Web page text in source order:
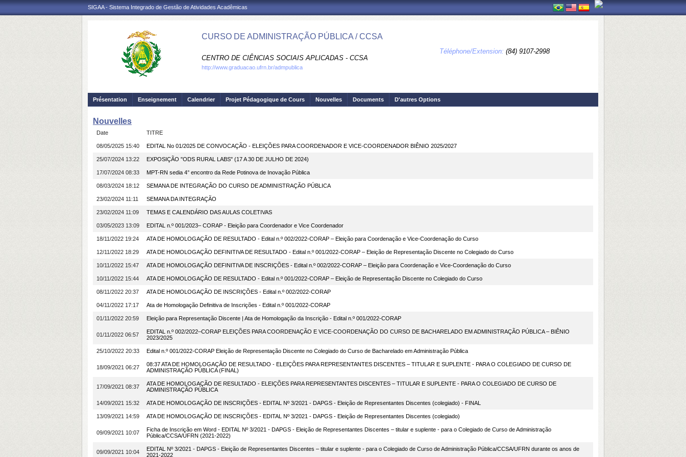
SIGAA - Sistema Integrado de Gestão de Atividades Acadêmicas
CURSO DE ADMINISTRAÇÃO PÚBLICA / CCSA
CENTRO DE CIÊNCIAS SOCIAIS APLICADAS - CCSA
Téléphone/Extension: (84) 9107-2998
http://www.graduacao.ufrn.br/admpublica
Présentation Enseignement Calendrier Projet Pédagogique de Cours Nouvelles Documents D'autres Options
Nouvelles
Date TITRE
08/05/2025 15:40 EDITAL No 01/2025 DE CONVOCAÇÃO - ELEIÇÕES PARA COORDENADOR E VICE-COORDENADOR BIÊNIO 2025/2027
25/07/2024 13:22 EXPOSIÇÃO "ODS RURAL LABS" (17 A 30 DE JULHO DE 2024)
17/07/2024 08:33 MPT-RN sedia 4° encontro da Rede Potinova de Inovação Pública
08/03/2024 18:12 SEMANA DE INTEGRAÇÃO DO CURSO DE ADMINISTRAÇÃO PÚBLICA
23/02/2024 11:11 SEMANA DA INTEGRAÇÃO
23/02/2024 11:09 TEMAS E CALENDÁRIO DAS AULAS COLETIVAS
03/05/2023 13:09 EDITAL n.º 001/2023– CORAP - Eleição para Coordenador e Vice Coordenador
18/11/2022 19:24 ATA DE HOMOLOGAÇÃO DE RESULTADO - Edital n.º 002/2022-CORAP – Eleição para Coordenação e Vice-Coordenação do Curso
12/11/2022 18:29 ATA DE HOMOLOGAÇÃO DEFINITIVA DE RESULTADO - Edital n.º 001/2022-CORAP – Eleição de Representação Discente no Colegiado do Curso
10/11/2022 15:47 ATA DE HOMOLOGAÇÃO DEFINITIVA DE INSCRIÇÕES - Edital n.º 002/2022-CORAP – Eleição para Coordenação e Vice-Coordenação do Curso
10/11/2022 15:44 ATA DE HOMOLOGAÇÃO DE RESULTADO - Edital n.º 001/2022-CORAP – Eleição de Representação Discente no Colegiado do Curso
08/11/2022 20:37 ATA DE HOMOLOGAÇÃO DE INSCRIÇÕES - Edital n.º 002/2022-CORAP
04/11/2022 17:17 Ata de Homologação Definitiva de Inscrições - Edital n.º 001/2022-CORAP
01/11/2022 20:59 Eleição para Representação Discente | Ata de Homologação da Inscrição - Edital n.º 001/2022-CORAP
01/11/2022 06:57
EDITAL n.º 002/2022–CORAP ELEIÇÕES PARA COORDENAÇÃO E VICE-COORDENAÇÃO DO CURSO DE BACHARELADO EM ADMINISTRAÇÃO PÚBLICA – BIÊNIO
2023/2025
25/10/2022 20:33 Edital n.º 001/2022-CORAP Eleição de Representação Discente no Colegiado do Curso de Bacharelado em Administração Pública
18/09/2021 06:27
08:37 ATA DE HOMOLOGAÇÃO DE RESULTADO - ELEIÇÕES PARA REPRESENTANTES DISCENTES – TITULAR E SUPLENTE - PARA O COLEGIADO DE CURSO DE
ADMINISTRAÇÃO PÚBLICA (FINAL)
17/09/2021 08:37
ATA DE HOMOLOGAÇÃO DE RESULTADO - ELEIÇÕES PARA REPRESENTANTES DISCENTES – TITULAR E SUPLENTE - PARA O COLEGIADO DE CURSO DE
ADMINISTRAÇÃO PÚBLICA
14/09/2021 15:32 ATA DE HOMOLOGAÇÃO DE INSCRIÇÕES - EDITAL Nº 3/2021 - DAPGS - Eleição de Representantes Discentes (colegiado) - FINAL
13/09/2021 14:59 ATA DE HOMOLOGAÇÃO DE INSCRIÇÕES - EDITAL Nº 3/2021 - DAPGS - Eleição de Representantes Discentes (colegiado)
09/09/2021 10:07
Ficha de Inscrição em Word - EDITAL Nº 3/2021 - DAPGS - Eleição de Representantes Discentes – titular e suplente - para o Colegiado de Curso de Administração
Pública/CCSA/UFRN (2021-2022)
09/09/2021 10:04
EDITAL Nº 3/2021 - DAPGS - Eleição de Representantes Discentes – titular e suplente - para o Colegiado de Curso de Administração Pública/CCSA/UFRN durante os anos de
2021-2022